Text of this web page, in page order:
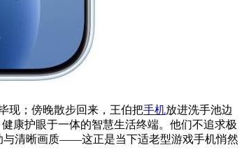
现；傍晚散步回来，王伯把手机放进洗手池边
康护眼于一体的智慧生活终端。他们不追求极
与清晰画质——这正是当下适老型游戏手机悄然